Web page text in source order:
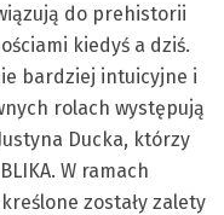
do prehistorii
kiedyś a dziś.
bardziej intuicyjne i
rolach występują
Ducka, którzy
W ramach
zostały zalety